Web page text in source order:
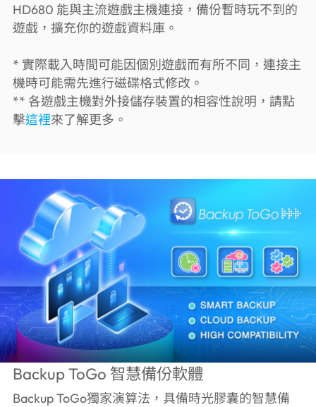
HD680 能與主流遊戲主機連接，備份暫時玩不到的
遊戲，擴充你的遊戲資料庫。
* 實際載入時間可能因個別遊戲而有所不同，連接主
機時可能需先進行磁碟格式修改。
** 各遊戲主機對外接儲存裝置的相容性說明，請點
擊這裡來了解更多。
Backup ToGo 智慧備份軟體
Backup ToGo獨家演算法，具備時光膠囊的智慧備